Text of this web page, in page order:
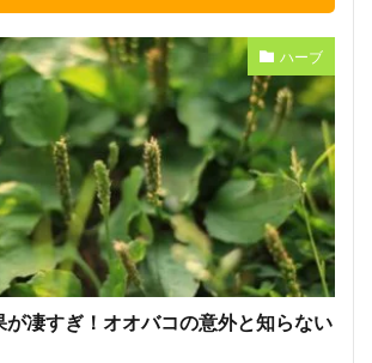
ハーブ
が凄すぎ！オオバコの意外と知らない